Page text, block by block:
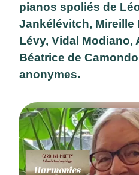
pianos spoliés de
Jankélévitch, Mireille
Lévy, Vidal Modiano,
Béatrice de
anonymes.